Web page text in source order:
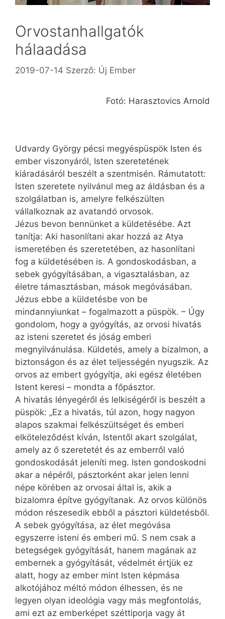
Orvostanhallgatók
hálaadása
2019-07-14 Szerző: Új Ember
Fotó: Harasztovics Arnold
Udvardy György pécsi megyéspüspök Isten és
ember viszonyáról, Isten szeretetének
kiáradásáról beszélt a szentmisén. Rámutatott:
Isten szeretete nyilvánul meg az áldásban és a
szolgálatban is, amelyre felkészülten
vállalkoznak az avatandó orvosok.
Jézus bevon bennünket a küldetésébe. Azt
tanítja: Aki hasonlítani akar hozzá az Atya
ismeretében és szeretetében, az hasonlítani
fog a küldetésében is. A gondoskodásban, a
sebek gyógyításában, a vigasztalásban, az
életre támasztásban, mások megóvásában.
Jézus ebbe a küldetésbe von be
mindannyiunkat – fogalmazott a püspök. – Úgy
gondolom, hogy a gyógyítás, az orvosi hivatás
az isteni szeretet és jóság emberi
megnyilvánulása. Küldetés, amely a bizalmon, a
biztonságon és az élet teljességén nyugszik. Az
orvos az embert gyógyítja, aki egész életében
Istent keresi – mondta a főpásztor.
A hivatás lényegéről és lelkiségéről is beszélt a
püspök: „Ez a hivatás, túl azon, hogy nagyon
alapos szakmai felkészültséget és emberi
elköteleződést kíván, Istentől akart szolgálat,
amely az ő szeretetét és az emberről való
gondoskodását jeleníti meg. Isten gondoskodni
akar a népéről, pásztorként akar jelen lenni
népe körében az orvosai által is, akik a
bizalomra építve gyógyítanak. Az orvos különös
módon részesedik ebből a pásztori küldetésből.
A sebek gyógyítása, az élet megóvása
egyszerre isteni és emberi mű. S nem csak a
betegségek gyógyítását, hanem magának az
embernek a gyógyítását, védelmét értjük ez
alatt, hogy az ember mint Isten képmása
alkotójához méltó módon élhessen, és ne
legyen olyan ideológia vagy más megfontolás,
ami ezt az emberképet széttiporja vagy át